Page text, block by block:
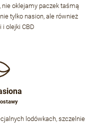
oklejamy paczek taśmą
tylko nasion, ale również
i olejki CBD
lodówkach, szczelnie